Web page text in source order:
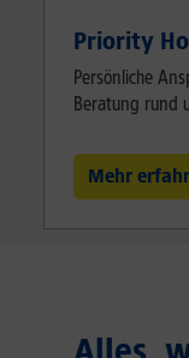
Priority
Persönliche
Beratung rund
Mehr